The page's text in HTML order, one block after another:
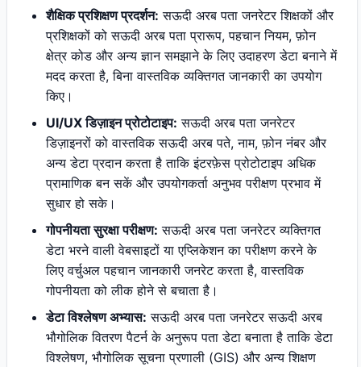
शैक्षिक प्रशिक्षण प्रदर्शन: सऊदी अरब पता जनरेटर शिक्षकों और
प्रशिक्षकों को सऊदी अरब पता प्रारूप, पहचान नियम, फ़ोन
क्षेत्र कोड और अन्य ज्ञान समझाने के लिए उदाहरण डेटा बनाने में
मदद करता है, बिना वास्तविक व्यक्तिगत जानकारी का उपयोग
किए।
UI/UX डिज़ाइन प्रोटोटाइप: सऊदी अरब पता जनरेटर
डिज़ाइनरों को वास्तविक सऊदी अरब पते, नाम, फ़ोन नंबर और
अन्य डेटा प्रदान करता है ताकि इंटरफ़ेस प्रोटोटाइप अधिक
प्रामाणिक बन सकें और उपयोगकर्ता अनुभव परीक्षण प्रभाव में
सुधार हो सके।
गोपनीयता सुरक्षा परीक्षण: सऊदी अरब पता जनरेटर व्यक्तिगत
डेटा भरने वाली वेबसाइटों या एप्लिकेशन का परीक्षण करने के
लिए वर्चुअल पहचान जानकारी जनरेट करता है, वास्तविक
गोपनीयता को लीक होने से बचाता है।
डेटा विश्लेषण अभ्यास: सऊदी अरब पता जनरेटर सऊदी अरब
भौगोलिक वितरण पैटर्न के अनुरूप पता डेटा बनाता है ताकि डेटा
विश्लेषण, भौगोलिक सूचना प्रणाली (GIS) और अन्य शिक्षण